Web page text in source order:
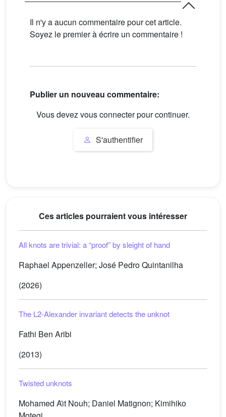
Il n'y a aucun commentaire pour cet article.
Soyez le premier à écrire un commentaire !
Publier un nouveau commentaire:
Vous devez vous connecter pour continuer.
S'authentifier
Ces articles pourraient vous intéresser
All knots are trivial: a “proof” by sleight of hand
Raphael Appenzeller; José Pedro Quintanilha
(2026)
The L2-Alexander invariant detects the unknot
Fathi Ben Aribi
(2013)
Twisted unknots
Mohamed Aı̈t Nouh; Daniel Matignon; Kimihiko